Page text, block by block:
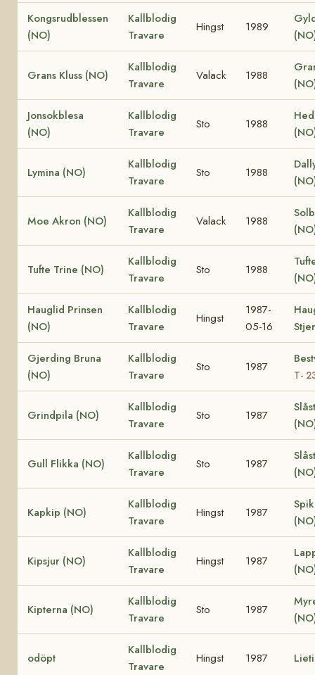
Kongsrudblessen
(NO)
Kallblodig
Travare
Hingst 1989
Grans Kluss (NO)
Kallblodig
Travare
Valack 1988
Jonsokblesa
(NO)
Kallblodig
Travare
Sto 1988
Lymina (NO)
Kallblodig
Travare
Sto 1988
Moe Akron (NO)
Kallblodig
Travare
Valack 1988
Tufte Trine (NO)
Kallblodig
Travare
Sto 1988
Hauglid Prinsen
(NO)
Kallblodig
Travare
Hingst
1987-
05-16
Gjerding Bruna
(NO)
Kallblodig
Travare
Sto 1987
T-
Grindpila (NO)
Kallblodig
Travare
Sto 1987
Gull Flikka (NO)
Kallblodig
Travare
Sto 1987
Kapkip (NO)
Kallblodig
Travare
Hingst 1987
Kipsjur (NO)
Kallblodig
Travare
Hingst 1987
Kipterna (NO)
Kallblodig
Travare
Sto 1987
odöpt
Kallblodig
Travare
Hingst 1987